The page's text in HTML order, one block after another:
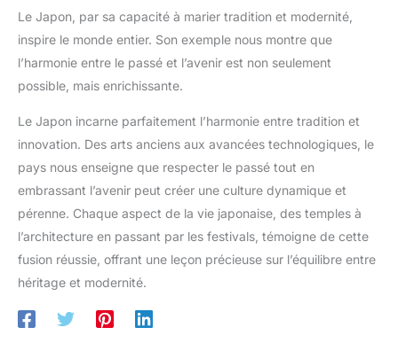
Le Japon, par sa capacité à marier tradition et modernité,
inspire le monde entier. Son exemple nous montre que
l’harmonie entre le passé et l’avenir est non seulement
possible, mais enrichissante.
Le Japon incarne parfaitement l’harmonie entre tradition et
innovation. Des arts anciens aux avancées technologiques, le
pays nous enseigne que respecter le passé tout en
embrassant l’avenir peut créer une culture dynamique et
pérenne. Chaque aspect de la vie japonaise, des temples à
l’architecture en passant par les festivals, témoigne de cette
fusion réussie, offrant une leçon précieuse sur l’équilibre entre
héritage et modernité.